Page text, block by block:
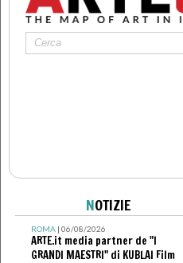
NOTIZIE
ROMA| 06/08/2026
ARTE.it media partner de "I
GRANDI MAESTRI" di KUBLAI Film